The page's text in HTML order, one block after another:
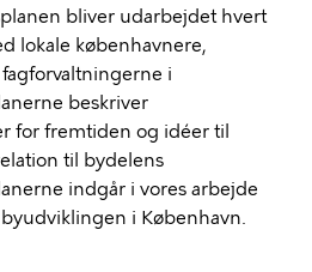
bliver udarbejdet hvert
lokale københavnere,
i
beskriver
for fremtiden og idéer til
til bydelens
indgår i vores arbejde
i København.